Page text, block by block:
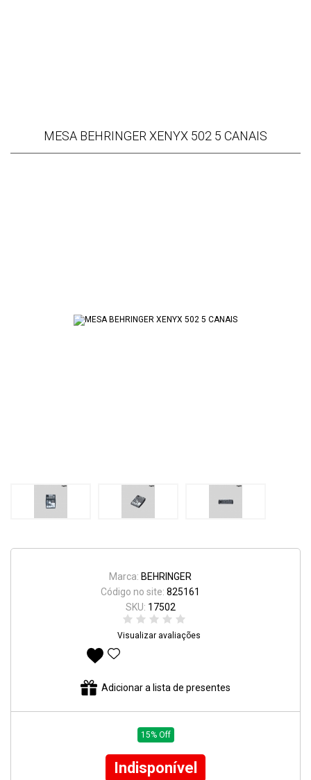
MESA BEHRINGER XENYX 502 5 CANAIS
Marca: BEHRINGER
Código no site: 825161
SKU: 17502
Visualizar avaliações
Adicionar a lista de presentes
15% Off
Indisponível